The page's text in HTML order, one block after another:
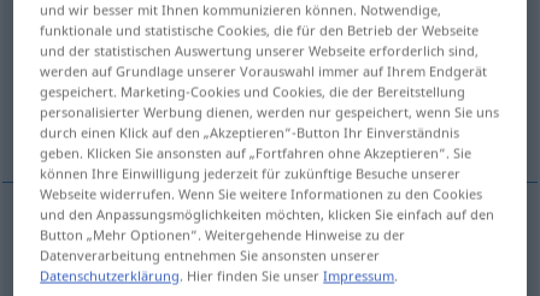
Übersicht aller Übersetzungen
(Für mehr Details die Übersetzung anklicken/antippen)
sloga, jedinstvo
sloga,jedinstvo Einigkeit
und wir besser mit Ihnen kommunizieren können. Notwendige,
funktionale und statistische Cookies, die für den Betrieb der Webseite
und der statistischen Auswertung unserer Webseite erforderlich sind,
werden auf Grundlage unserer Vorauswahl immer auf Ihrem Endgerät
gespeichert. Marketing-Cookies und Cookies, die der Bereitstellung
personalisierter Werbung dienen, werden nur gespeichert, wenn Sie uns
durch einen Klick auf den „Akzeptieren“-Button Ihr Einverständnis
geben. Klicken Sie ansonsten auf „Fortfahren ohne Akzeptieren“. Sie
können Ihre Einwilligung jederzeit für zukünftige Besuche unserer
Webseite widerrufen. Wenn Sie weitere Informationen zu den Cookies
und den Anpassungsmöglichkeiten möchten, klicken Sie einfach auf den
Button „Mehr Optionen“. Weitergehende Hinweise zu der
Datenverarbeitung entnehmen Sie ansonsten unserer
Datenschutzerklärung. Hier finden Sie unserImpressum.